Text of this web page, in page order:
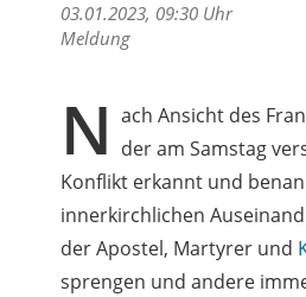
03.01.2023, 09:30 Uhr
Meldung
N ach Ansicht des
der am Samstag
Konflikt erkannt und
innerkirchlichen
der Apostel, Martyrer und
sprengen und andere